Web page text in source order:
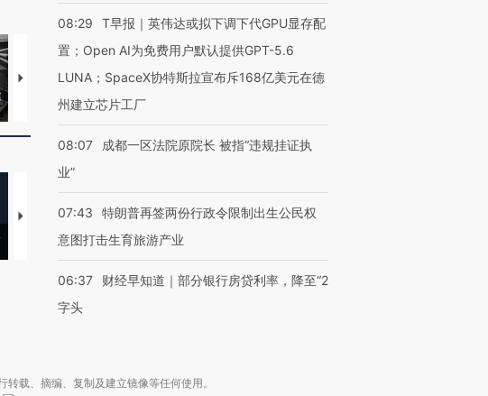
视线｜HYROX的吸金
术：是什么让中产们甘
心“花钱找虐”？
马航飞行员跨国走私7万
视线｜被称为“蟑螂”的印
【推广】走进第四届链博
会，让数智科技“链”接产
【特别呈现】寻找100种
有意思的生活方式·第三对
【商旅对话】华住集团
08:29
T早报｜英伟达或拟下调下代GPU显存配
置；Open AI为免费用户默认提供GPT-5.6
LUNA；SpaceX协特斯拉宣布斥168亿美元在德
州建立芯片工厂
08:07
成都一区法院原院长 被指“违规挂证执
业”
07:43
特朗普再签两份行政令限制出生公民权
意图打击生育旅游产业
06:37
财经早知道｜部分银行房贷利率，降至“2
字头
载、摘编、复制及建立镜像等任何使用。